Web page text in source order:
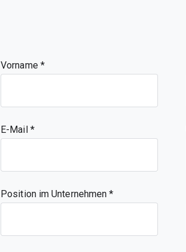
Vorname
E-Mail
Position im Unternehmen